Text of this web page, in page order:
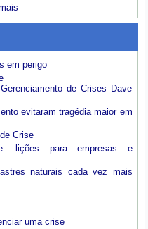
em perigo
de Crises Dave
evitaram tragédia maior em
Crise
lições para empresas e
naturais cada vez mais
uma crise